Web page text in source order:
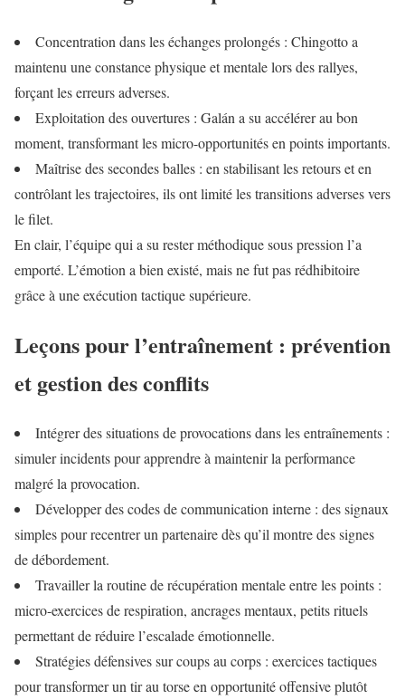
Concentration dans les échanges prolongés : Chingotto a
maintenu une constance physique et mentale lors des rallyes,
forçant les erreurs adverses.
Exploitation des ouvertures : Galán a su accélérer au bon
moment, transformant les micro-opportunités en points importants.
Maîtrise des secondes balles : en stabilisant les retours et en
contrôlant les trajectoires, ils ont limité les transitions adverses vers
le filet.
En clair, l’équipe qui a su rester méthodique sous pression l’a
emporté. L’émotion a bien existé, mais ne fut pas rédhibitoire
grâce à une exécution tactique supérieure.
Leçons pour l’entraînement : prévention
et gestion des conflits
Intégrer des situations de provocations dans les entraînements :
simuler incidents pour apprendre à maintenir la performance
malgré la provocation.
Développer des codes de communication interne : des signaux
simples pour recentrer un partenaire dès qu’il montre des signes
de débordement.
Travailler la routine de récupération mentale entre les points :
micro-exercices de respiration, ancrages mentaux, petits rituels
permettant de réduire l’escalade émotionnelle.
Stratégies défensives sur coups au corps : exercices tactiques
pour transformer un tir au torse en opportunité offensive plutôt